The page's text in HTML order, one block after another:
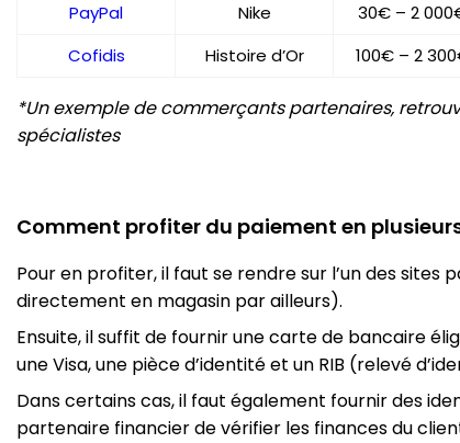
PayPal
Nike 30€ – 2
Cofidis
Histoire d’Or 100€ – 2
*Un exemple de commerçants partenaires,
spécialistes
Comment profiter du paiement en
Pour en profiter, il faut se rendre sur l’un des sites
directement en magasin par ailleurs).
Ensuite, il suffit de fournir une carte de bancaire
une Visa, une pièce d’identité et un RIB (relevé
Dans certains cas, il faut également fournir des
partenaire financier de vérifier les finances du